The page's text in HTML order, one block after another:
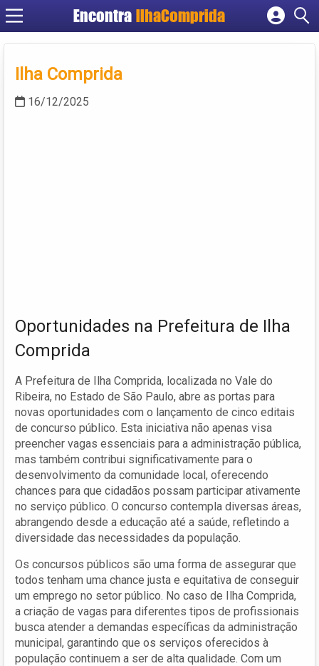
EncontraIlhaComprida
Cadastrar empresa
Ilha Comprida
16/12/2025
Oportunidades na Prefeitura de Ilha
Comprida
A Prefeitura de Ilha Comprida, localizada no Vale do
Ribeira, no Estado de São Paulo, abre as portas para
novas oportunidades com o lançamento de cinco editais
de concurso público. Esta iniciativa não apenas visa
preencher vagas essenciais para a administração pública,
mas também contribui significativamente para o
desenvolvimento da comunidade local, oferecendo
chances para que cidadãos possam participar ativamente
no serviço público. O concurso contempla diversas áreas,
abrangendo desde a educação até a saúde, refletindo a
diversidade das necessidades da população.
Os concursos públicos são uma forma de assegurar que
todos tenham uma chance justa e equitativa de conseguir
um emprego no setor público. No caso de Ilha Comprida,
a criação de vagas para diferentes tipos de profissionais
busca atender a demandas específicas da administração
municipal, garantindo que os serviços oferecidos à
população continuem a ser de alta qualidade. Com um